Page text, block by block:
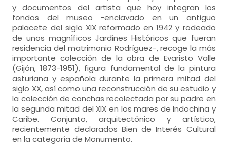
y documentos del artista que hoy integran los
fondos del museo -enclavado en un antiguo
palacete del siglo XIX reformado en 1942 y rodeado
de unos magníficos Jardines Históricos que fueran
residencia del matrimonio Rodríguez-, recoge la más
importante colección de la obra de Evaristo Valle
(Gijón, 1873-1951), figura fundamental de la pintura
asturiana y española durante la primera mitad del
siglo XX, así como una reconstrucción de su estudio y
la colección de conchas recolectada por su padre en
la segunda mitad del XIX en los mares de Indochina y
Caribe. Conjunto, arquitectónico y artístico,
recientemente declarados Bien de Interés Cultural
en la categoría de Monumento.